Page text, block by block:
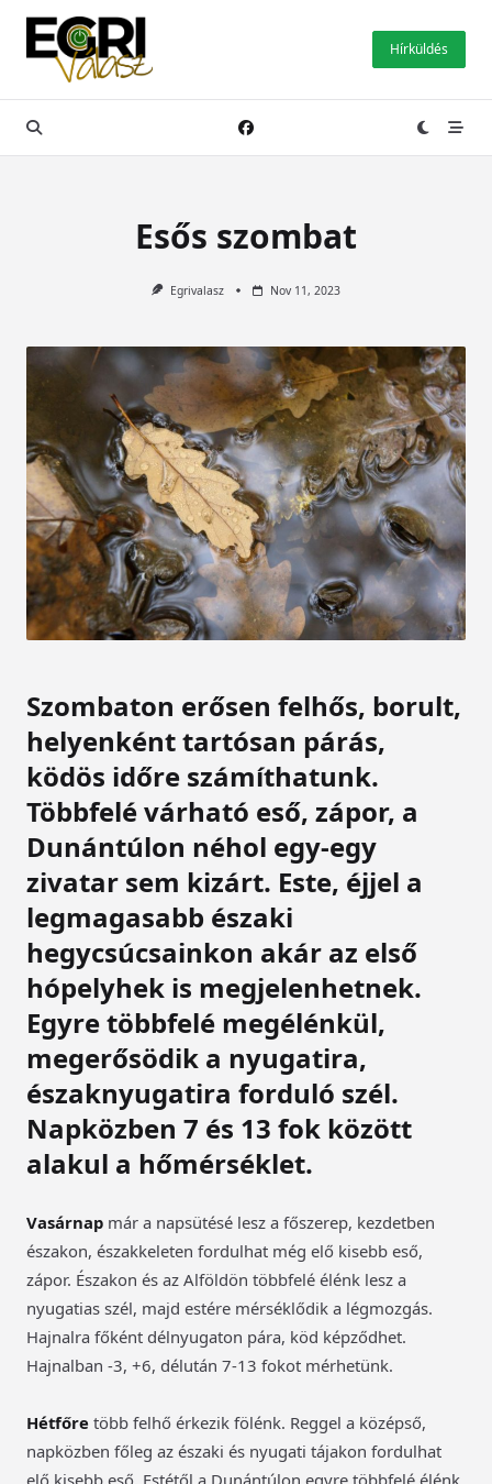
Skip
content
Hírküldés
Esős szombat
Egrivalasz Nov 11, 2023
Szombaton erősen felhős, borult,
helyenként tartósan párás,
ködös időre számíthatunk.
Többfelé várható eső, zápor, a
Dunántúlon néhol egy-egy
zivatar sem kizárt. Este, éjjel a
legmagasabb északi
hegycsúcsainkon akár az első
hópelyhek is megjelenhetnek.
Egyre többfelé megélénkül,
megerősödik a nyugatira,
északnyugatira forduló szél.
Napközben 7 és 13 fok között
alakul a hőmérséklet.
Vasárnap már a napsütésé lesz a főszerep, kezdetben
északon, északkeleten fordulhat még elő kisebb eső,
zápor. Északon és az Alföldön többfelé élénk lesz a
nyugatias szél, majd estére mérséklődik a légmozgás.
Hajnalra főként délnyugaton pára, köd képződhet.
Hajnalban -3, +6, délután 7-13 fokot mérhetünk.
Hétfőre több felhő érkezik fölénk. Reggel a középső,
napközben főleg az északi és nyugati tájakon fordulhat